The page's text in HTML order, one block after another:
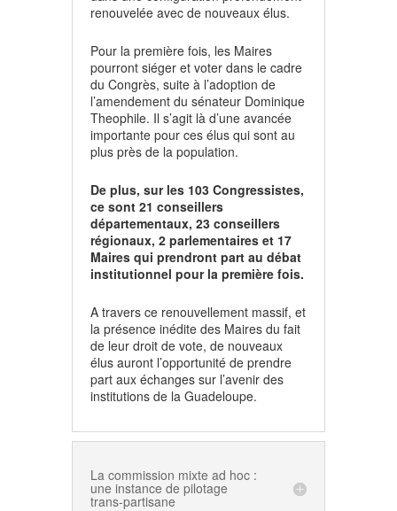
renouvelée avec de nouveaux élus.
Pour la première fois, les Maires
pourront siéger et voter dans le cadre
du Congrès, suite à l’adoption de
l’amendement du sénateur Dominique
Theophile. Il s’agit là d’une avancée
importante pour ces élus qui sont au
plus près de la population.
De plus, sur les 103 Congressistes,
ce sont 21 conseillers
départementaux, 23 conseillers
régionaux, 2 parlementaires et 17
Maires qui prendront part au débat
institutionnel pour la première fois.
A travers ce renouvellement massif, et
la présence inédite des Maires du fait
de leur droit de vote, de nouveaux
élus auront l’opportunité de prendre
part aux échanges sur l’avenir des
institutions de la Guadeloupe.
La commission mixte ad hoc :
une instance de pilotage
trans-partisane